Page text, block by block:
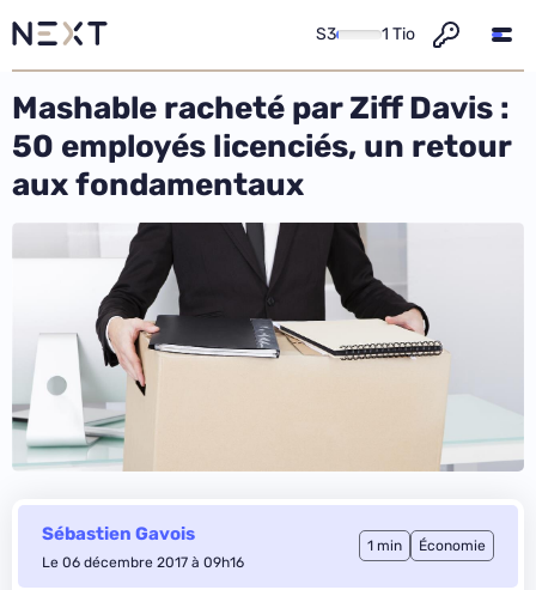
S3 1 Tio
Mashable racheté par Ziff Davis :
50 employés licenciés, un retour
aux fondamentaux
Sébastien Gavois
Le 06 décembre 2017 à 09h16
1 min Économie